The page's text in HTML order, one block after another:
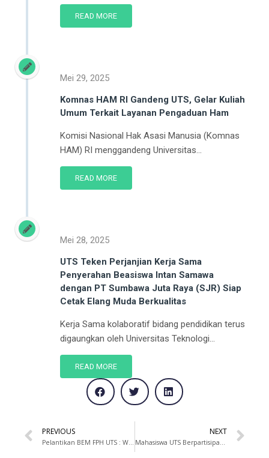
READ MORE
Komnas HAM RI Gandeng UTS, Gelar Kuliah
Umum Terkait Layanan Pengaduan Ham
Komisi Nasional Hak Asasi Manusia (Komnas
HAM) RI menggandeng Universitas...
READ MORE
Mei 29, 2025
UTS Teken Perjanjian Kerja Sama
Penyerahan Beasiswa Intan Samawa
dengan PT Sumbawa Juta Raya (SJR) Siap
Cetak Elang Muda Berkualitas
Kerja Sama kolaboratif bidang pendidikan terus
digaungkan oleh Universitas Teknologi...
READ MORE
Mei 28, 2025
PREVIOUS NEXT